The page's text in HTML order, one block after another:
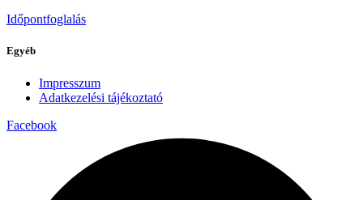
Időpontfoglalás
Egyéb
Impresszum
Adatkezelési tájékoztató
Facebook